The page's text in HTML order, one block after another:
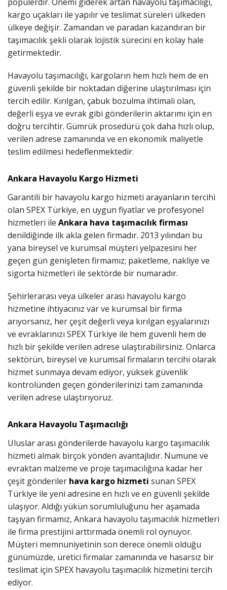
kargo uçakları ile yapılır ve teslimat süreleri ülkeden
ülkeye değişir. Zamandan ve paradan kazandıran bir
taşımacılık şekli olarak lojistik sürecini en kolay hale
getirmektedir.
Havayolu taşımacılığı, kargoların hem hızlı hem de en
güvenli şekilde bir noktadan diğerine ulaştırılması için
tercih edilir. Kırılgan, çabuk bozulma ihtimali olan,
değerli eşya ve evrak gibi gönderilerin aktarımı için en
doğru tercihtir. Gümrük prosedürü çok daha hızlı olup,
verilen adrese zamanında ve en ekonomik maliyetle
teslim edilmesi hedeflenmektedir.
Ankara Havayolu Kargo Hizmeti
Garantili bir havayolu kargo hizmeti arayanların tercihi
olan SPEX Türkiye, en uygun fiyatlar ve profesyonel
hizmetleri ile Ankara hava taşımacılık firması
denildiğinde ilk akla gelen firmadır. 2013 yılından bu
yana bireysel ve kurumsal müşteri yelpazesini her
geçen gün genişleten firmamız; paketleme, nakliye ve
sigorta hizmetleri ile sektörde bir numaradır.
Şehirlerarası veya ülkeler arası havayolu kargo
hizmetine ihtiyacınız var ve kurumsal bir firma
arıyorsanız, her çeşit değerli veya kırılgan eşyalarınızı
ve evraklarınızı SPEX Türkiye ile hem güvenli hem de
hızlı bir şekilde verilen adrese ulaştırabilirsiniz. Onlarca
sektörün, bireysel ve kurumsal firmaların tercihi olarak
hizmet sunmaya devam ediyor, yüksek güvenlik
kontrolünden geçen gönderilerinizi tam zamanında
verilen adrese ulaştırıyoruz.
Ankara Havayolu Taşımacılığı
Uluslar arası gönderilerde havayolu kargo taşımacılık
hizmeti almak birçok yönden avantajlıdır. Numune ve
evraktan malzeme ve proje taşımacılığına kadar her
çeşit gönderiler hava kargo hizmeti sunan SPEX
Türkiye ile yeni adresine en hızlı ve en güvenli şekilde
ulaşıyor. Aldığı yükün sorumluluğunu her aşamada
taşıyan firmamız, Ankara havayolu taşımacılık hizmetleri
ile firma prestijini arttırmada önemli rol oynuyor.
Müşteri memnuniyetinin son derece önemli olduğu
günümüzde, üretici firmalar zamanında ve hasarsız bir
teslimat için SPEX havayolu taşımacılık hizmetini tercih
ediyor.